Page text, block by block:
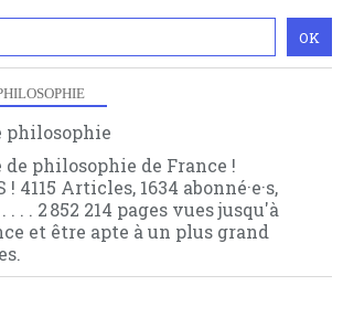
philosophie de France !
! 4115 Articles, 1634 abonné·e·s,
. . . 2 852 214 pages vues jusqu'à
et être apte à un plus grand